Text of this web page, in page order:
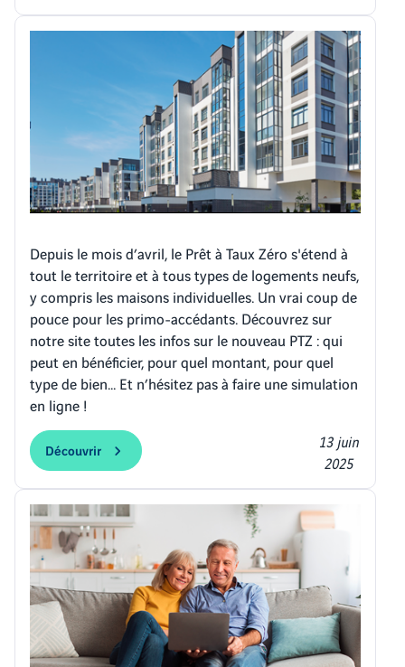
Depuis le mois d’avril, le Prêt à Taux Zéro s'étend à
tout le territoire et à tous types de logements neufs,
y compris les maisons individuelles. Un vrai coup de
pouce pour les primo-accédants. Découvrez sur
notre site toutes les infos sur le nouveau PTZ : qui
peut en bénéficier, pour quel montant, pour quel
type de bien… Et n’hésitez pas à faire une simulation
en ligne !
Découvrir
13 juin
2025